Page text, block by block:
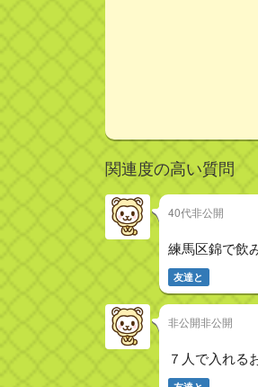
関連度の高い質問
40代非公開
練馬区錦で飲
友達と
非公開非公開
７人で入れる